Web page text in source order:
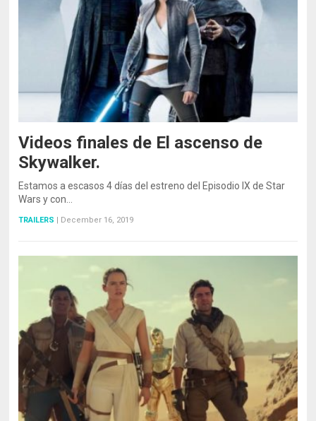
Videos finales de El ascenso de
Skywalker.
Estamos a escasos 4 días del estreno del Episodio IX de Star
Wars y con…
TRAILERS | December 16, 2019